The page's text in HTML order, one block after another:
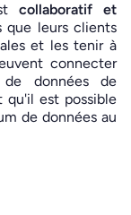
collaboratif et
que leurs clients
et les tenir à
connecter
données de
qu'il est possible
de données au